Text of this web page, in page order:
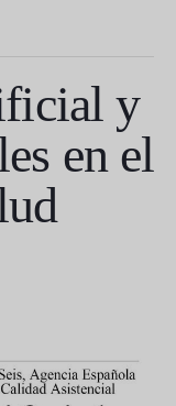
y
en el